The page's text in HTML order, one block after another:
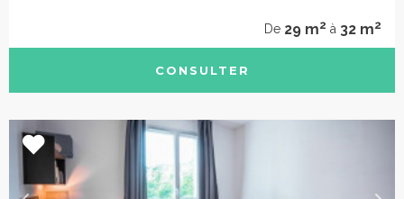
De 29 m2 à 32 m2
CONSULTER